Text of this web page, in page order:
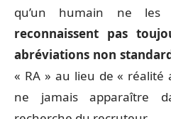
qu’un humain ne les
reconnaissent pas
abréviations non
« RA » au lieu de «
ne jamais apparaître